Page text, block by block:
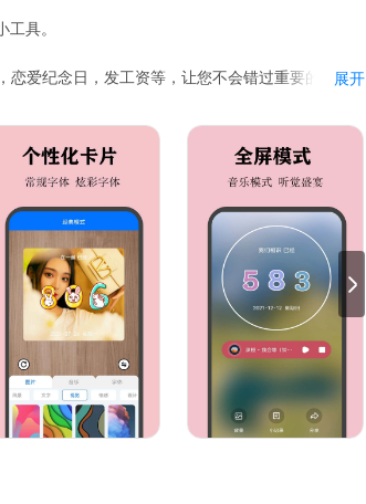
具。
爱纪念日，发工资等，让您不会错过重要的日
。
。
展开